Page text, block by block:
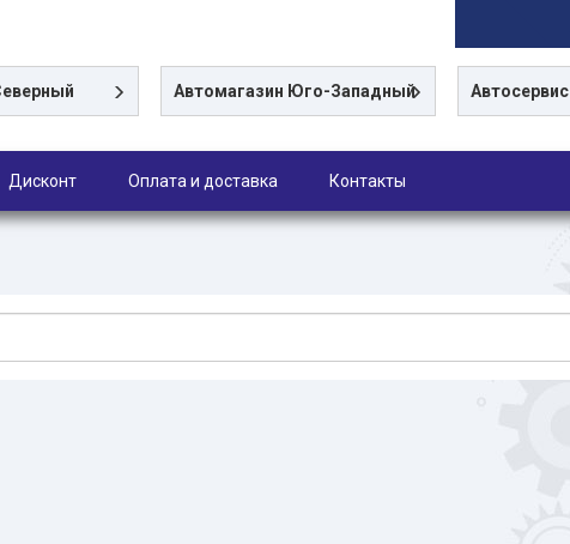
Автомагазин Юго-Западный Автосервис
Дисконт Оплата и доставка Контакты